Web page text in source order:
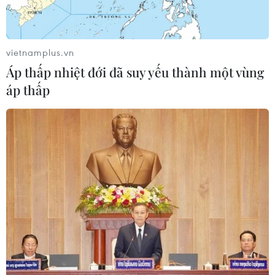
#Bầu cử tổng thống Mỹ
#Tranh cử tổng thống
#Báo cáo tài chính Mỹ
Theo dõi VietnamPlus
TIN LIÊN QUAN
vietnamplus.vn
Áp thấp nhiệt đới đã suy yếu thành một vùng
áp thấp